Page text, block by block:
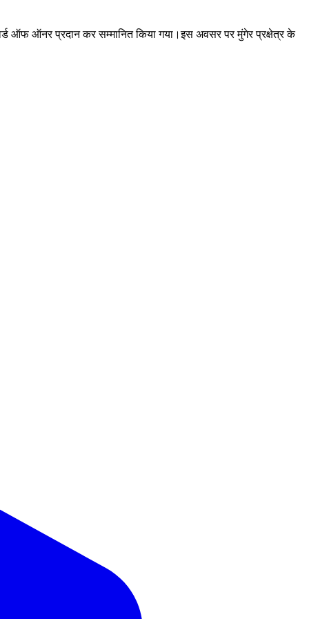
ऑफ ऑनर प्रदान कर सम्मानित किया गया।इस अवसर पर मुंगेर प्रक्षेत्र के